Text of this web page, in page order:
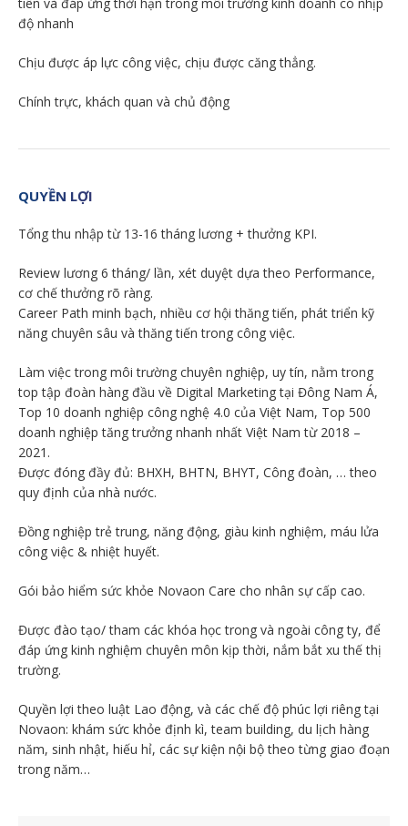
độ nhanh
Chịu được áp lực công việc, chịu được căng thẳng.
Chính trực, khách quan và chủ động
QUYỀN LỢI
Tổng thu nhập từ 13-16 tháng lương + thưởng KPI.
Review lương 6 tháng/ lần, xét duyệt dựa theo Performance,
cơ chế thưởng rõ ràng.
Career Path minh bạch, nhiều cơ hội thăng tiến, phát triển kỹ
năng chuyên sâu và thăng tiến trong công việc.
Làm việc trong môi trường chuyên nghiệp, uy tín, nằm trong
top tập đoàn hàng đầu về Digital Marketing tại Đông Nam Á,
Top 10 doanh nghiệp công nghệ 4.0 của Việt Nam, Top 500
doanh nghiệp tăng trưởng nhanh nhất Việt Nam từ 2018 –
2021.
Được đóng đầy đủ: BHXH, BHTN, BHYT, Công đoàn, … theo
quy định của nhà nước.
Đồng nghiệp trẻ trung, năng động, giàu kinh nghiệm, máu lửa
công việc & nhiệt huyết.
Gói bảo hiểm sức khỏe Novaon Care cho nhân sự cấp cao.
Được đào tạo/ tham các khóa học trong và ngoài công ty, để
đáp ứng kinh nghiệm chuyên môn kịp thời, nắm bắt xu thế thị
trường.
Quyền lợi theo luật Lao động, và các chế độ phúc lợi riêng tại
Novaon: khám sức khỏe định kì, team building, du lịch hàng
năm, sinh nhật, hiếu hỉ, các sự kiện nội bộ theo từng giao đoạn
trong năm…